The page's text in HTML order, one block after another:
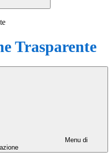
Trasparente
Menu di